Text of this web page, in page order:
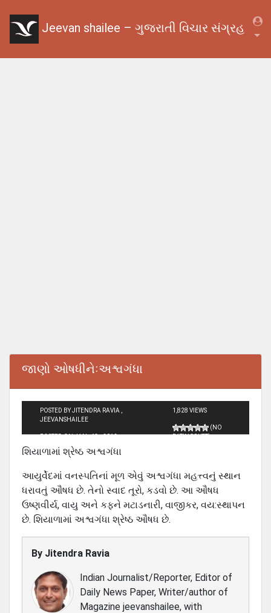
Jeevan shailee – ગુજરાતી વિચાર સંગ્રહ
જાણો ઓષધીનેઃઅશ્વગંધા
POSTED BY JITENDRA RAVIA ,
JEEVANSHAILEE
POSTED ON JAN - 13 - 2012
1,828 VIEWS
(NO
RATINGS YET)
શિયાળામાં શ્રેષ્ઠ અશ્વગંધા
આયુર્વેદમાં વનસ્પતિનાં મૂળ એવું અશ્વગંધા મહત્ત્વનું સ્થાન
ધરાવતું ઔષધ છે. તેનો સ્વાદ તૂરો, કડવો છે. આ ઔષધ
ઉષ્ણવીર્ય, વાયુ અને કફને મટાડનારી, વાજીકર, વય:સ્થાપન
છે. શિયાળામાં અશ્વગંધા શ્રેષ્ઠ ઔષધ છે.
By Jitendra Ravia
Indian Journalist/Reporter, Editor of
Daily News Paper, Writer/author of
Magazine jeevanshailee, with